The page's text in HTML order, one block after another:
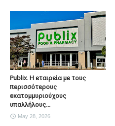
Publix. Η εταιρεία με τους
περισσότερους
εκατομμυριούχους
υπαλλήλους...
May 28, 2026